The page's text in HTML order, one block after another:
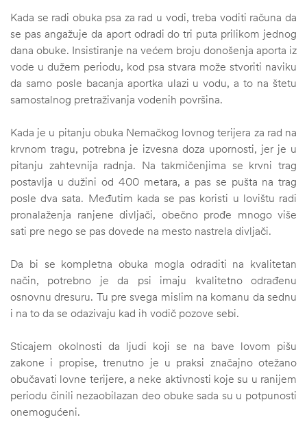
Kada se radi obuka psa za rad u vodi, treba voditi računa da
se pas angažuje da aport odradi do tri puta prilikom jednog
dana obuke. Insistiranje na većem broju donošenja aporta iz
vode u dužem periodu, kod psa stvara može stvoriti naviku
da samo posle bacanja aportka ulazi u vodu, a to na štetu
samostalnog pretraživanja vodenih površina.
Kada je u pitanju obuka Nemačkog lovnog terijera za rad na
krvnom tragu, potrebna je izvesna doza upornosti, jer je u
pitanju zahtevnija radnja. Na takmičenjima se krvni trag
postavlja u dužini od 400 metara, a pas se pušta na trag
posle dva sata. Međutim kada se pas koristi u lovištu radi
pronalaženja ranjene divljači, obečno prođe mnogo više
sati pre nego se pas dovede na mesto nastrela divljači.
Da bi se kompletna obuka mogla odraditi na kvalitetan
način, potrebno je da psi imaju kvalitetno odrađenu
osnovnu dresuru. Tu pre svega mislim na komanu da sednu
i na to da se odazivaju kad ih vodič pozove sebi.
Sticajem okolnosti da ljudi koji se na bave lovom pišu
zakone i propise, trenutno je u praksi značajno otežano
obučavati lovne terijere, a neke aktivnosti koje su u ranijem
periodu činili nezaobilazan deo obuke sada su u potpunosti
onemogućeni.